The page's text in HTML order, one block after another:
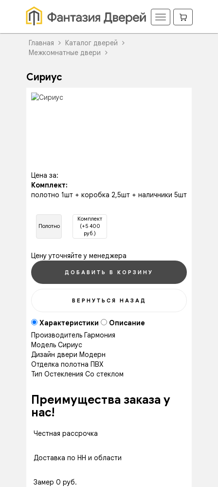
Главная
Каталог дверей
Межкомнатные двери
Сириус
Цена за:
Комплект:
полотно 1шт + коробка 2,5шт + наличники 5шт
Полотно
Комплект
(+5 400
руб.)
Цену уточняйте у менеджера
Характеристики
Описание
Производитель Гармония
Модель Сириус
Дизайн двери Модерн
Отделка полотна ПВХ
Тип Остекления Со стеклом
Преимущества заказа у
нас!
Честная рассрочка
Доставка по НН и области
Замер 0 руб.